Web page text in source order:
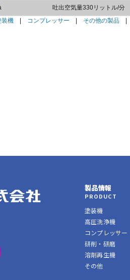
吐出空気量330リットル/分
装機 | コンプレッサー | その他の製品 |
製品情報
PRODUCT
塗装機
高圧洗浄機
コンプレッサー
研削・研磨
溶剤再生機
その他